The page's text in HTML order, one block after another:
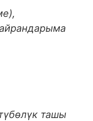
ташы